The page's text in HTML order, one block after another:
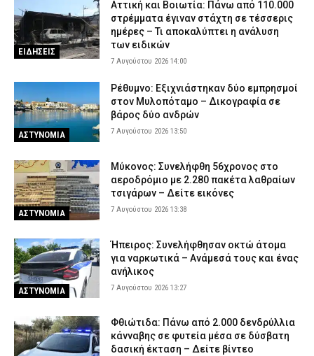
ΕΙΔΗΣΕΙΣ
Αττική και Βοιωτία: Πάνω από 110.000
στρέμματα έγιναν στάχτη σε τέσσερις
ημέρες – Τι αποκαλύπτει η ανάλυση
των ειδικών
7 Αυγούστου 2026 14:00
ΑΣΤΥΝΟΜΙΑ
Ρέθυμνο: Εξιχνιάστηκαν δύο εμπρησμοί
στον Μυλοπόταμο – Δικογραφία σε
βάρος δύο ανδρών
7 Αυγούστου 2026 13:50
ΑΣΤΥΝΟΜΙΑ
Μύκονος: Συνελήφθη 56χρονος στο
αεροδρόμιο με 2.280 πακέτα λαθραίων
τσιγάρων – Δείτε εικόνες
7 Αυγούστου 2026 13:38
ΑΣΤΥΝΟΜΙΑ
Ήπειρος: Συνελήφθησαν οκτώ άτομα
για ναρκωτικά – Ανάμεσά τους και ένας
ανήλικος
7 Αυγούστου 2026 13:27
Φθιώτιδα: Πάνω από 2.000 δενδρύλλια
κάνναβης σε φυτεία μέσα σε δύσβατη
δασική έκταση – Δείτε βίντεο